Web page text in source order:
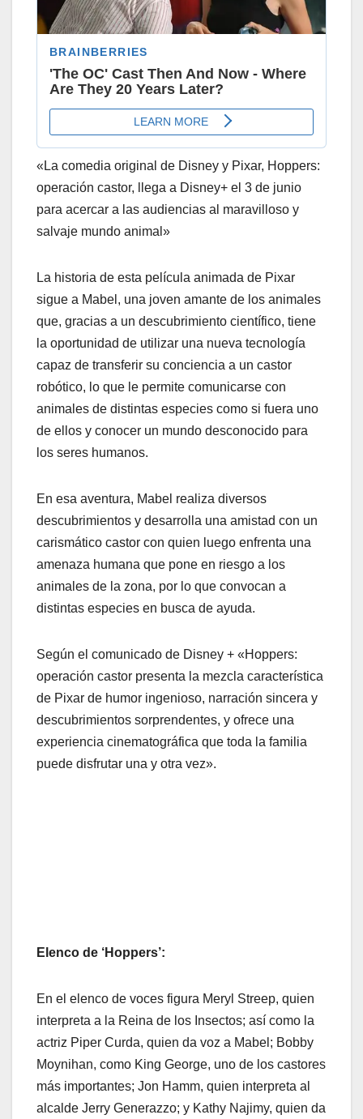
«La comedia original de Disney y Pixar, Hoppers:
operación castor, llega a Disney+ el 3 de junio
para acercar a las audiencias al maravilloso y
salvaje mundo animal»
La historia de esta película animada de Pixar
sigue a Mabel, una joven amante de los animales
que, gracias a un descubrimiento científico, tiene
la oportunidad de utilizar una nueva tecnología
capaz de transferir su conciencia a un castor
robótico, lo que le permite comunicarse con
animales de distintas especies como si fuera uno
de ellos y conocer un mundo desconocido para
los seres humanos.
En esa aventura, Mabel realiza diversos
descubrimientos y desarrolla una amistad con un
carismático castor con quien luego enfrenta una
amenaza humana que pone en riesgo a los
animales de la zona, por lo que convocan a
distintas especies en busca de ayuda.
Según el comunicado de Disney + «Hoppers:
operación castor presenta la mezcla característica
de Pixar de humor ingenioso, narración sincera y
descubrimientos sorprendentes, y ofrece una
experiencia cinematográfica que toda la familia
puede disfrutar una y otra vez».
Elenco de ‘Hoppers’:
En el elenco de voces figura Meryl Streep, quien
interpreta a la Reina de los Insectos; así como la
actriz Piper Curda, quien da voz a Mabel; Bobby
Moynihan, como King George, uno de los castores
más importantes; Jon Hamm, quien interpreta al
alcalde Jerry Generazzo; y Kathy Najimy, quien da